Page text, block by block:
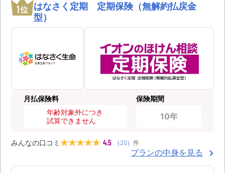
1位
はなさく定期 定期保険（無解約払戻金
型）
月払保険料
年齢対象外につき
試算できません
保険期間
10年
みんなの口コミ 4.5 （ 20） 件
プランの中身を見る